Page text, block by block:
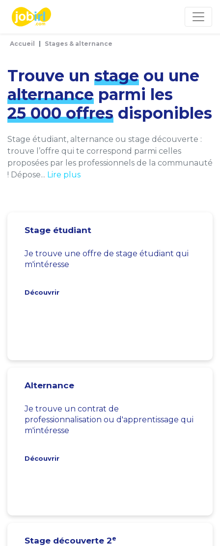
Accueil Stages & alternance
Trouve un stage ou une
alternance parmi les
25 000 offres disponibles
Stage étudiant, alternance ou stage découverte :
trouve l’offre qui te correspond parmi celles
proposées par les professionnels de la communauté
! Dépose... Lire plus
Stage étudiant
Je trouve une offre de stage étudiant qui
m'intéresse
Découvrir
Alternance
Je trouve un contrat de
professionnalisation ou d'apprentissage qui
m'intéresse
Découvrir
Stage découverte 2e
Panneau de gestion des cookies